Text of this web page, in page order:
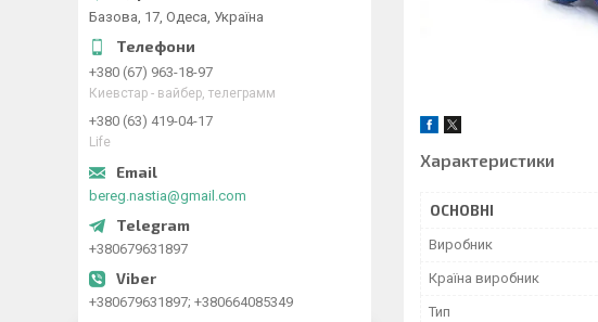
Характеристики
ОСНОВНІ
Виробник
Країна виробник
Тип
Базова, 17, Одеса, Україна
+380 (67) 963-18-97
Киевстар - вайбер, телеграмм
+380 (63) 419-04-17
Life
bereg.nastia@gmail.com
+380679631897
+380679631897; +380664085349